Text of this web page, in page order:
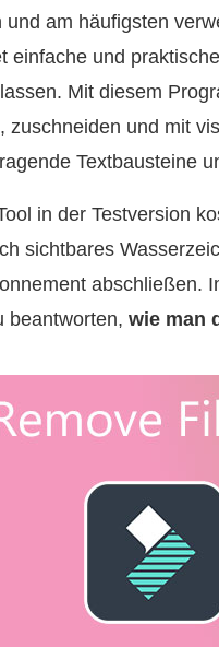
und am häufigsten
einfache und
Mit diesem
zuschneiden und mit
Textbausteine
in der Testversion
sichtbares
abschließen.
beantworten, wie man